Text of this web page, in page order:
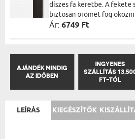
díszes fa keretbe. A fekete
biztosan örömet fog
Ár: 6749 Ft
AJÁNDÉK MINDIG
AZ IDŐBEN
INGYENES
SZÁLLÍTÁS
FT-TÓL
LEÍRÁS KIEGÉSZÍTŐK